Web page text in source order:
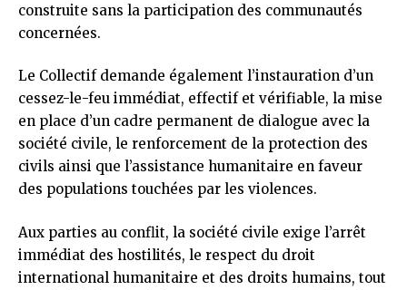
construite sans la participation des communautés
concernées.
Le Collectif demande également l’instauration d’un
cessez-le-feu immédiat, effectif et vérifiable, la mise
en place d’un cadre permanent de dialogue avec la
société civile, le renforcement de la protection des
civils ainsi que l’assistance humanitaire en faveur
des populations touchées par les violences.
Aux parties au conflit, la société civile exige l’arrêt
immédiat des hostilités, le respect du droit
international humanitaire et des droits humains, tout